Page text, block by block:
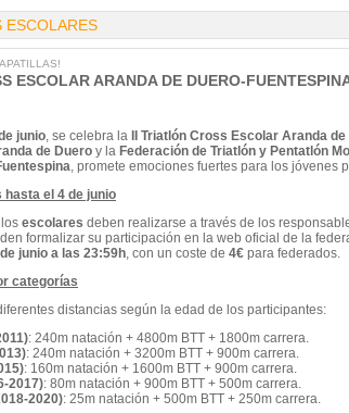
ESCOLARES
ESCOLAR ARANDA DE DUERO-
junio, se celebra la II Triatlón Cross Escolar Aranda
de Duero y la Federación de Triatlón y Pentatlón
, promete emociones fuertes para los jóvenes
el 4 de junio
escolares deben realizarse a través de los
formalizar su participación en la web oficial de la
junio a las 23:59h, con un coste de 4€ para federados.
categorías
distancias según la edad de los participantes:
: 240m natación + 4800m BTT + 1800m carrera.
: 240m natación + 3200m BTT + 900m carrera.
: 160m natación + 1600m BTT + 900m carrera.
2017): 80m natación + 900m BTT + 500m carrera.
2020): 25m natación + 500m BTT + 250m carrera.